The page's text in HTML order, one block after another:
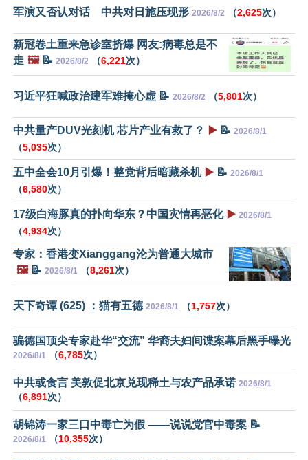
军演又否认对话 中共对日施压现形 2026/8/2 （2,625次）
新冠卷土重来急诊室挤爆 网友:病毒总是不
走 🖼️📝 2026/8/2 （6,221次）
习近平狂喊政治建军难掩心虚 📝 2026/8/2 （5,801次）
中共量产DUV光刻机 芯片产业有救了？ ▶️ 📝 2026/8/1
（5,035次）
五中全会10月引爆！整党背后暗藏杀机 ▶️ 📝 2026/8/1
（6,580次）
17级白海豚真的扑向华东？中国灾情再恶化 ▶️ 2026/8/1
（4,934次）
专家：香港变Xianggang沦为普通大城市
🖼️📝 2026/8/1 （8,261次）
天下奇谭 (625) ：猫有五德 2026/8/1 （1,757次）
骗德国顶尖专家赴华“交流” 华裔夫妇间谍案幕后黑手曝光
2026/8/1 （6,785次）
中共或食言 美敦促北京兑现稀土与农产品承诺 2026/8/1
（6,891次）
胡锦涛一家三口中毒亡为假 ——说说党官中毒案 📝
2026/8/1 （10,355次）